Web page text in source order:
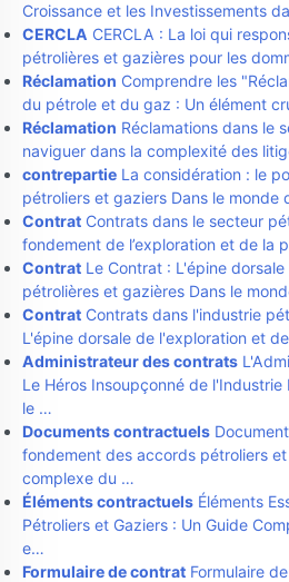
Croissance et les Investissements
CERCLA CERCLA : La loi qui
pétrolières et gazières pour les
Réclamation Comprendre les
du pétrole et du gaz : Un élément
Réclamation Réclamations dans le
naviguer dans la complexité des
contrepartie La considération : le
pétroliers et gaziers Dans le
Contrat Contrats dans le secteur
fondement de l’exploration et de la
Contrat Le Contrat : L'épine
pétrolières et gazières Dans le
Contrat Contrats dans l'industrie
L'épine dorsale de l'exploration et
Administrateur des contrats
Le Héros Insoupçonné de l'Industrie
le …
Documents contractuels
fondement des accords pétroliers
complexe du …
Éléments contractuels Éléments
Pétroliers et Gaziers : Un Guide
e…
Formulaire de contrat Formulaire